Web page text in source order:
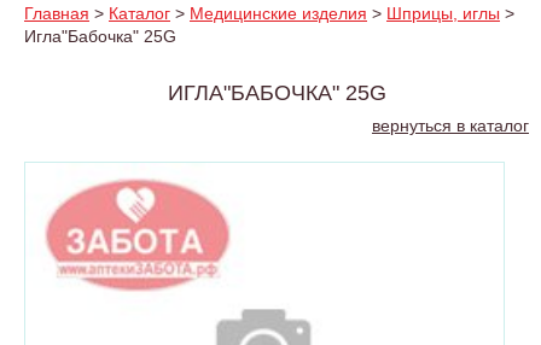
Главная > Каталог > Медицинские изделия > Шприцы, иглы >
Игла"Бабочка" 25G
ИГЛА"БАБОЧКА" 25G
вернуться в каталог